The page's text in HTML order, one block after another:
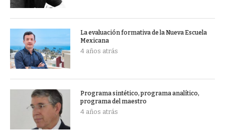
La evaluación formativa de la Nueva Escuela
Mexicana
4 años atrás
Programa sintético, programa analítico,
programa del maestro
4 años atrás